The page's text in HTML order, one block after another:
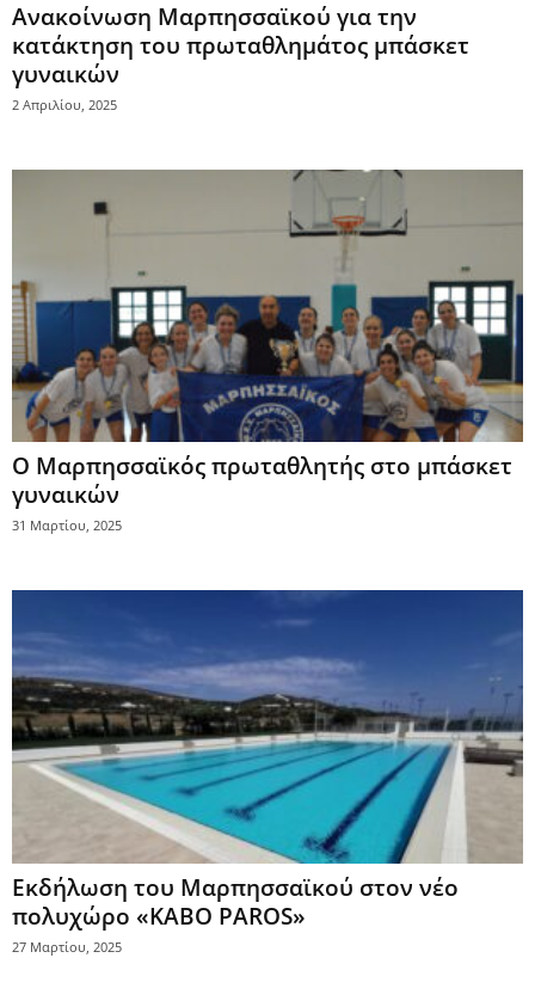
Ανακοίνωση Μαρπησσαϊκού για την
κατάκτηση του πρωταθλημάτος μπάσκετ
γυναικών
2 Απριλίου, 2025
Ο Μαρπησσαϊκός πρωταθλητής στο μπάσκετ
γυναικών
31 Μαρτίου, 2025
Εκδήλωση του Μαρπησσαϊκού στον νέο
πολυχώρο «KABO PAROS»
27 Μαρτίου, 2025